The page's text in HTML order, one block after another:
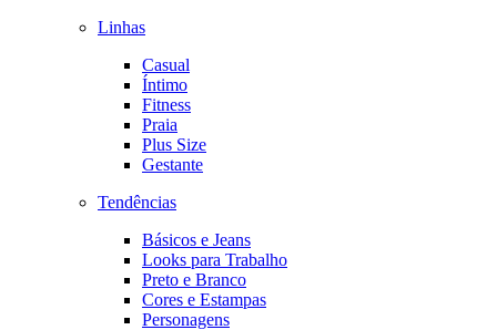
Linhas
Casual
Íntimo
Fitness
Praia
Plus Size
Gestante
Tendências
Básicos e Jeans
Looks para Trabalho
Preto e Branco
Cores e Estampas
Personagens